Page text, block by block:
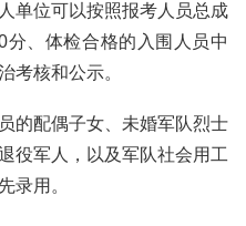
单位可以按照报考人员总成
、体检合格的入围人员中
考核和公示。
的配偶子女、未婚军队烈士
役军人，以及军队社会用工
录用。